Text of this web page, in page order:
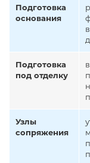
Подготовка
основания
Подготовка
под отделку
Узлы
сопряжения